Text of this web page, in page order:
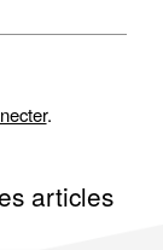
.
articles